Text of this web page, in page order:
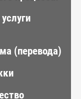
(перевода)